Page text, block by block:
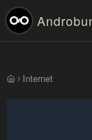
BerandaInternet